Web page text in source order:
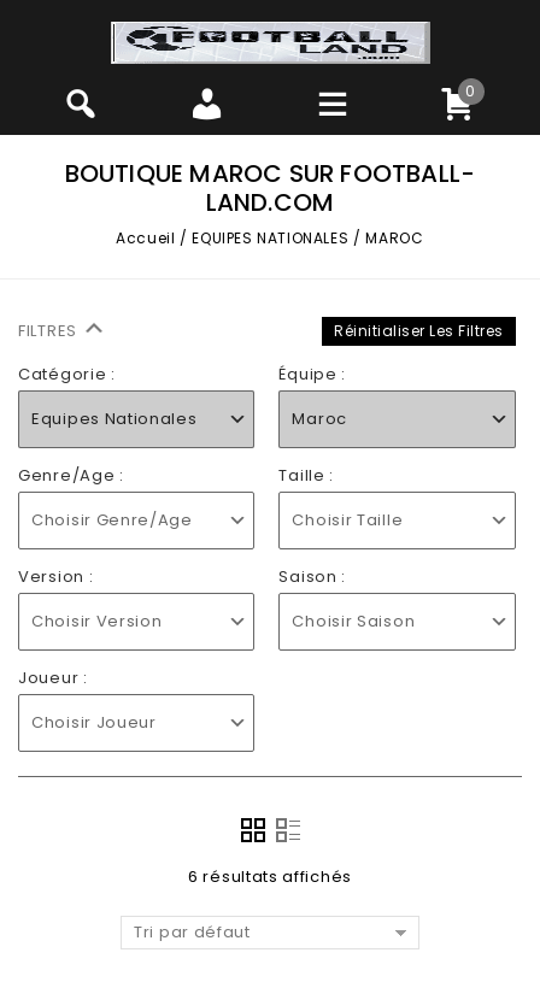
0
BOUTIQUE MAROC SUR FOOTBALL-
LAND.COM
Accueil /EQUIPES NATIONALES /MAROC
FILTRES Réinitialiser Les Filtres
Catégorie :
Equipes Nationales
Équipe :
Maroc
Genre/Age :
Choisir Genre/Age
Taille :
Choisir Taille
Version :
Choisir Version
Saison :
Choisir Saison
Joueur :
Choisir Joueur
6 résultats affichés
Tri par défaut